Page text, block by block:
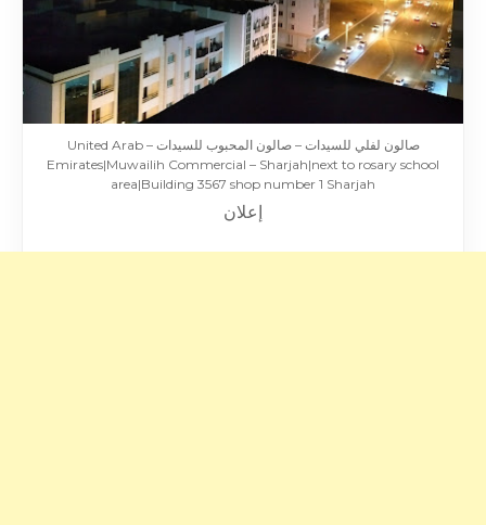
صالون لفلي للسيدات – صالون المحبوب للسيدات – United Arab
Emirates|Muwailih Commercial – Sharjah|next to rosary school
area|Building 3567 shop number 1 Sharjah
إعلان